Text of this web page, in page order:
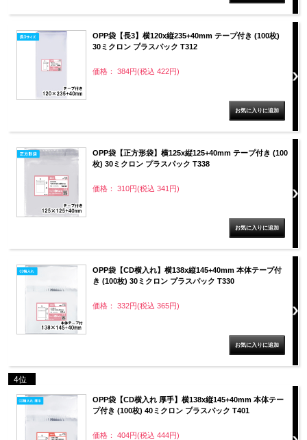
OPP袋【長3】横120x縦235+40mm テープ付き (100枚)
30ミクロン プラスパック T312
価格： 384円(税込 422円)
OPP袋【正方形袋】横125x縦125+40mm テープ付き (100
枚) 30ミクロン プラスパック T338
価格： 310円(税込 341円)
OPP袋【CD横入れ】横138x縦145+40mm 本体テープ付
き (100枚) 30ミクロン プラスパック T330
価格： 332円(税込 365円)
4位
OPP袋【CD横入れ 厚手】横138x縦145+40mm 本体テー
プ付き (100枚) 40ミクロン プラスパック T401
価格： 404円(税込 444円)